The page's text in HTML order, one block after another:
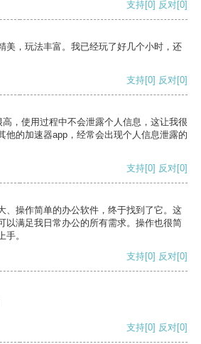
支持[0] 反对[0]
美，玩法丰富。我已经玩了好几个小时，还
支持[0] 反对[0]
，使用过程中不会泄露个人信息，这让我很
他的加速器app，经常会出现个人信息泄露的
支持[0] 反对[0]
、操作简单的办公软件，终于找到了它。这
以满足我日常办公的所有需求。操作也很简
。
支持[0] 反对[0]
支持[0] 反对[0]